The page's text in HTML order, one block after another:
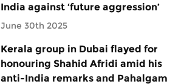
India against ‘future aggression’
June 30th 2025
Kerala group in Dubai flayed for
honouring Shahid Afridi amid his
anti-India remarks and Pahalgam